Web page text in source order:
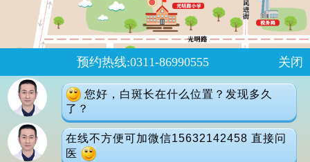
预约热线:0311-86990555 关闭
您好，白斑长在什么位置？发现多久
了？
在线不方便可加微信15632142458 直接问
医